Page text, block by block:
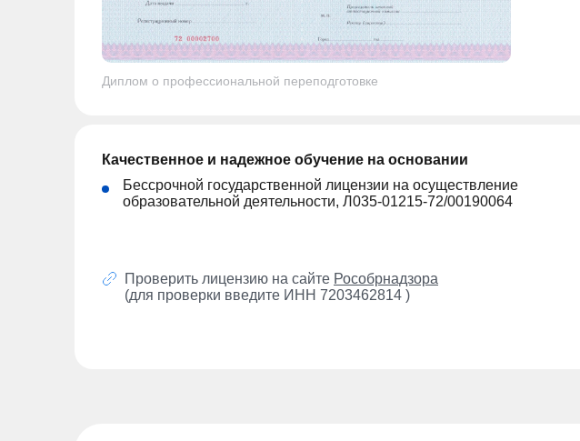
Диплом о профессиональной переподготовке
Качественное и надежное обучение на основании
Бессрочной государственной лицензии на осуществление
образовательной деятельности, Л035-01215-72/00190064
Проверить лицензию на сайте Рособрнадзора
(для проверки введите ИНН 7203462814 )